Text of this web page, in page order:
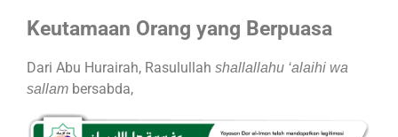
Keutamaan Orang yang Berpuasa
Dari Abu Hurairah, Rasulullah shallallahu ‘alaihi wa
sallam bersabda,